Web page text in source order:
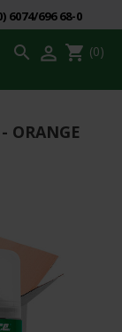
6074/696 68-0
shopping_cart (0)

